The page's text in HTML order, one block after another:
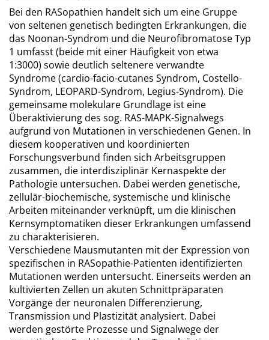
Bei den RASopathien handelt sich um eine Gruppe
von seltenen genetisch bedingten Erkrankungen, die
das Noonan-Syndrom und die Neurofibromatose Typ
1 umfasst (beide mit einer Häufigkeit von etwa
1:3000) sowie deutlich seltenere verwandte
Syndrome (cardio-facio-cutanes Syndrom, Costello-
Syndrom, LEOPARD-Syndrom, Legius-Syndrom). Die
gemeinsame molekulare Grundlage ist eine
Überaktivierung des sog. RAS-MAPK-Signalwegs
aufgrund von Mutationen in verschiedenen Genen. In
diesem kooperativen und koordinierten
Forschungsverbund finden sich Arbeitsgruppen
zusammen, die interdisziplinär Kernaspekte der
Pathologie untersuchen. Dabei werden genetische,
zellulär-biochemische, systemische und klinische
Arbeiten miteinander verknüpft, um die klinischen
Kernsymptomatiken dieser Erkrankungen umfassend
zu charakterisieren.
Verschiedene Mausmutanten mit der Expression von
spezifischen in RASopathie-Patienten identifizierten
Mutationen werden untersucht. Einerseits werden an
kultivierten Zellen un akuten Schnittpräparaten
Vorgänge der neuronalen Differenzierung,
Transmission und Plastizität analysiert. Dabei
werden gestörte Prozesse und Signalwege der